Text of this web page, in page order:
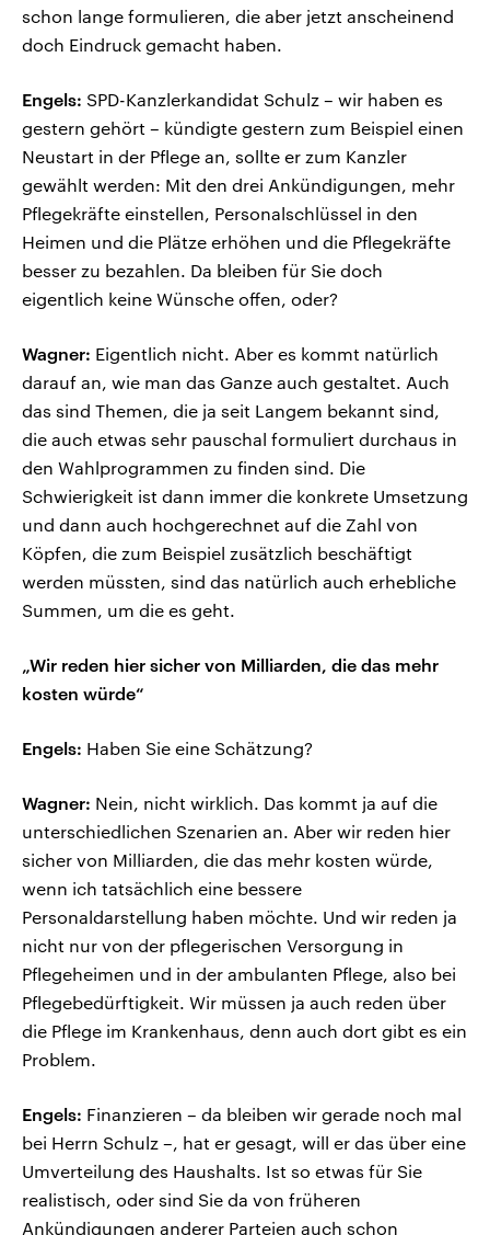
schon lange formulieren, die aber jetzt anscheinend
doch Eindruck gemacht haben.
Engels: SPD-Kanzlerkandidat Schulz – wir haben es
gestern gehört – kündigte gestern zum Beispiel einen
Neustart in der Pflege an, sollte er zum Kanzler
gewählt werden: Mit den drei Ankündigungen, mehr
Pflegekräfte einstellen, Personalschlüssel in den
Heimen und die Plätze erhöhen und die Pflegekräfte
besser zu bezahlen. Da bleiben für Sie doch
eigentlich keine Wünsche offen, oder?
Wagner: Eigentlich nicht. Aber es kommt natürlich
darauf an, wie man das Ganze auch gestaltet. Auch
das sind Themen, die ja seit Langem bekannt sind,
die auch etwas sehr pauschal formuliert durchaus in
den Wahlprogrammen zu finden sind. Die
Schwierigkeit ist dann immer die konkrete Umsetzung
und dann auch hochgerechnet auf die Zahl von
Köpfen, die zum Beispiel zusätzlich beschäftigt
werden müssten, sind das natürlich auch erhebliche
Summen, um die es geht.
„Wir reden hier sicher von Milliarden, die das mehr
kosten würde“
Engels: Haben Sie eine Schätzung?
Wagner: Nein, nicht wirklich. Das kommt ja auf die
unterschiedlichen Szenarien an. Aber wir reden hier
sicher von Milliarden, die das mehr kosten würde,
wenn ich tatsächlich eine bessere
Personaldarstellung haben möchte. Und wir reden ja
nicht nur von der pflegerischen Versorgung in
Pflegeheimen und in der ambulanten Pflege, also bei
Pflegebedürftigkeit. Wir müssen ja auch reden über
die Pflege im Krankenhaus, denn auch dort gibt es ein
Problem.
Engels: Finanzieren – da bleiben wir gerade noch mal
bei Herrn Schulz –, hat er gesagt, will er das über eine
Umverteilung des Haushalts. Ist so etwas für Sie
realistisch, oder sind Sie da von früheren
Ankündigungen anderer Parteien auch schon